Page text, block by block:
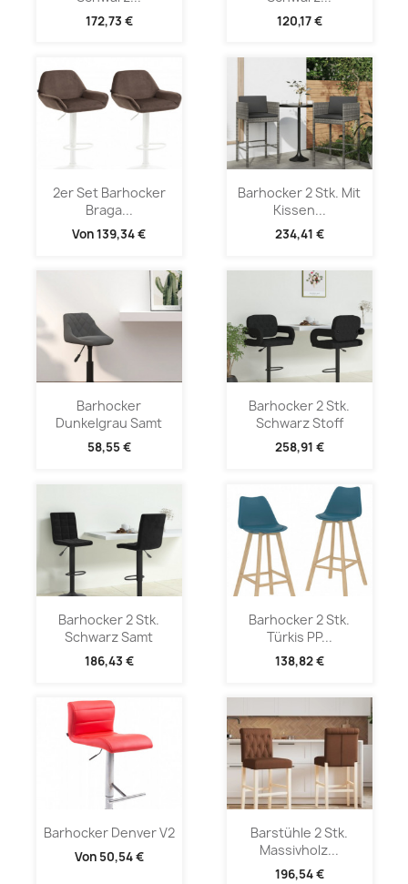
172,73 € 120,17 €
2er Set Barhocker
Braga...
Von139,34 €
Barhocker 2 Stk. Mit
Kissen...
234,41 €
Barhocker
Dunkelgrau Samt
58,55 €
Barhocker 2 Stk.
Schwarz Stoff
258,91 €
Barhocker 2 Stk.
Schwarz Samt
186,43 €
Barhocker 2 Stk.
Türkis PP...
138,82 €
Barhocker Denver V2
Von 50,54 €
Barstühle 2 Stk.
Massivholz...
196,54 €